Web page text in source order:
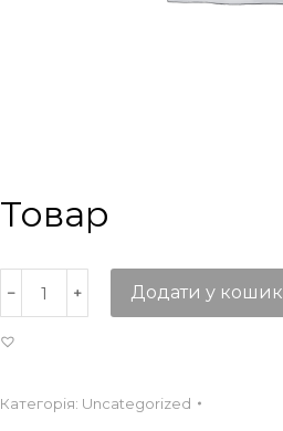
Товар
Додати у кошик
Категорія: Uncategorized